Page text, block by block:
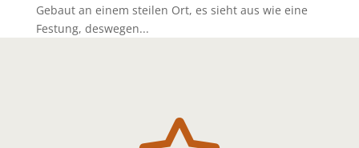
Gebaut an einem steilen Ort, es sieht aus wie eine
Festung, deswegen...